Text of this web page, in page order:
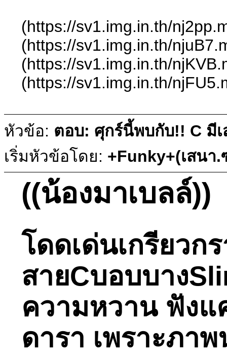
(https://sv1.img.in.th/
(https://sv1.img.in.th/
(https://sv1.img.in.th/
(https://sv1.img.in.th/
หัวข้อ: ตอบ: ศุกร์นี้พบกับ!! C มี
เริ่มหัวข้อโดย: +Funky+(เสนา
((น้องมาเบลล์))
โดดเด่นเกรียว
สายCบอบบาง
ความหวาน ฟังแ
ดารา เพราะภา